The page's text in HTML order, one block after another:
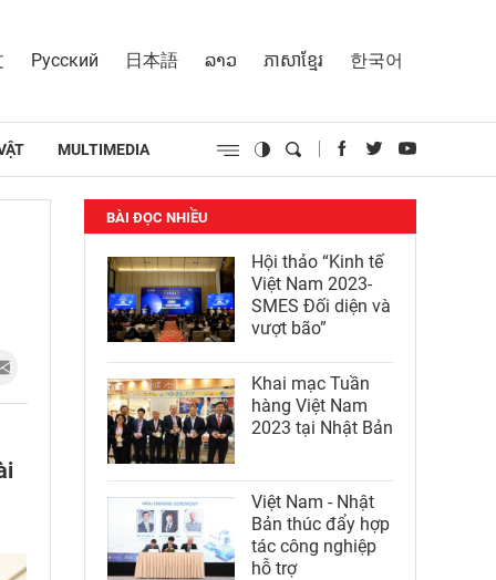
Русский 日本語 ລາວ ភាសាខ្មែរ 한국어
MULTIMEDIA
BÀI ĐỌC NHIỀU
Hội thảo “Kinh tế
Việt Nam 2023-
SMES Đối diện và
vượt bão”
Khai mạc Tuần
hàng Việt Nam
2023 tại Nhật Bản
Việt Nam - Nhật
Bản thúc đẩy hợp
tác công nghiệp
hỗ trợ